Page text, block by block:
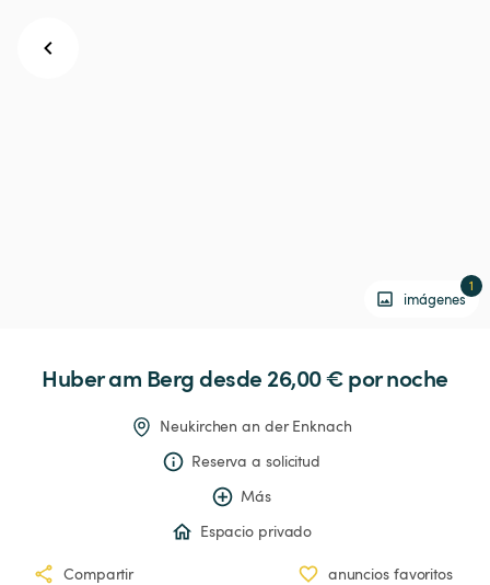
imágenes
1
Huberam Berg desde 26,00 € por noche
Neukirchen an der Enknach
Reserva a solicitud
Más
Espacio privado
Compartir anuncios favoritos